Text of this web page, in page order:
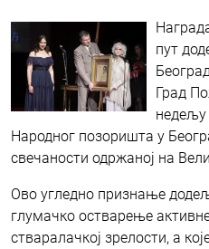
пут
Град
Народног позоришта у
свечаности одржаној на
Ово угледно признање
глумачко остварење
стваралачкој зрелости, а